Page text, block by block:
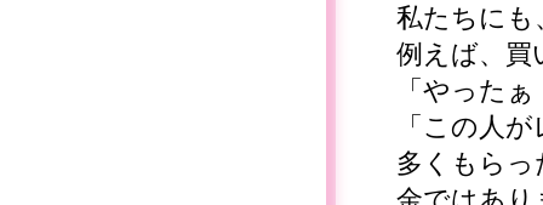
私たちにも
例えば、買
「やった
「この人
多くもら